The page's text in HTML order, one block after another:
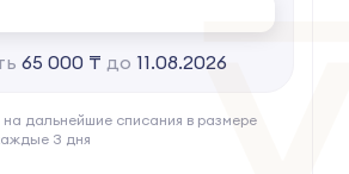
65 000 ₸ до 11.08.2026
дальнейшие списания в размере
3 дня